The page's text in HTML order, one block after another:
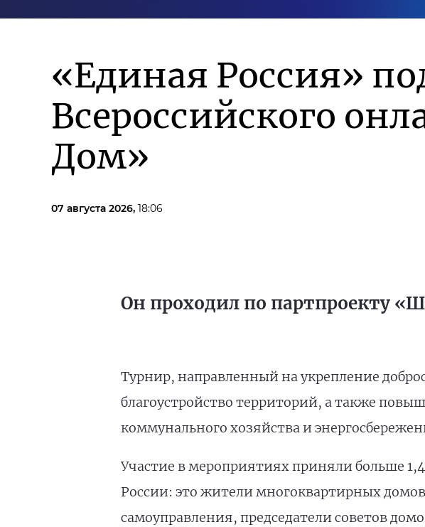
«Единая Россия»
Всероссийского
Дом»
07 августа 2026, 18:06
Он проходил по партпроекту
Турнир, направленный на укрепление
благоустройство территорий, а также
коммунального хозяйства и
Участие в мероприятиях приняли больше
России: это жители многоквартирных
самоуправления, председатели советов